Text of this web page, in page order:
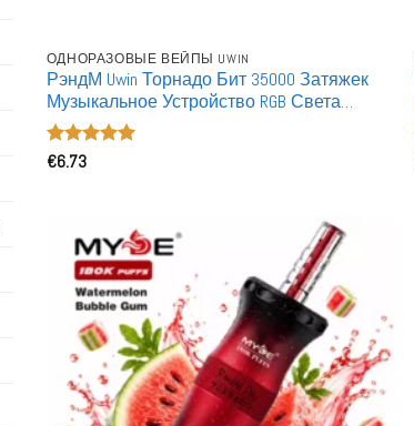
ОДНОРАЗОВЫЕ ВЕЙПЫ UWIN
РэндМ Uwin Торнадо Бит 35000 Затяжек
Музыкальное Устройство RGB Света
Оптовый Покупка Заряжаемые
Одноразовые Вейпы
Оценка
€6.73